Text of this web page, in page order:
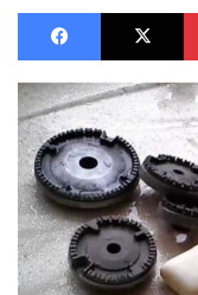
Facebook X